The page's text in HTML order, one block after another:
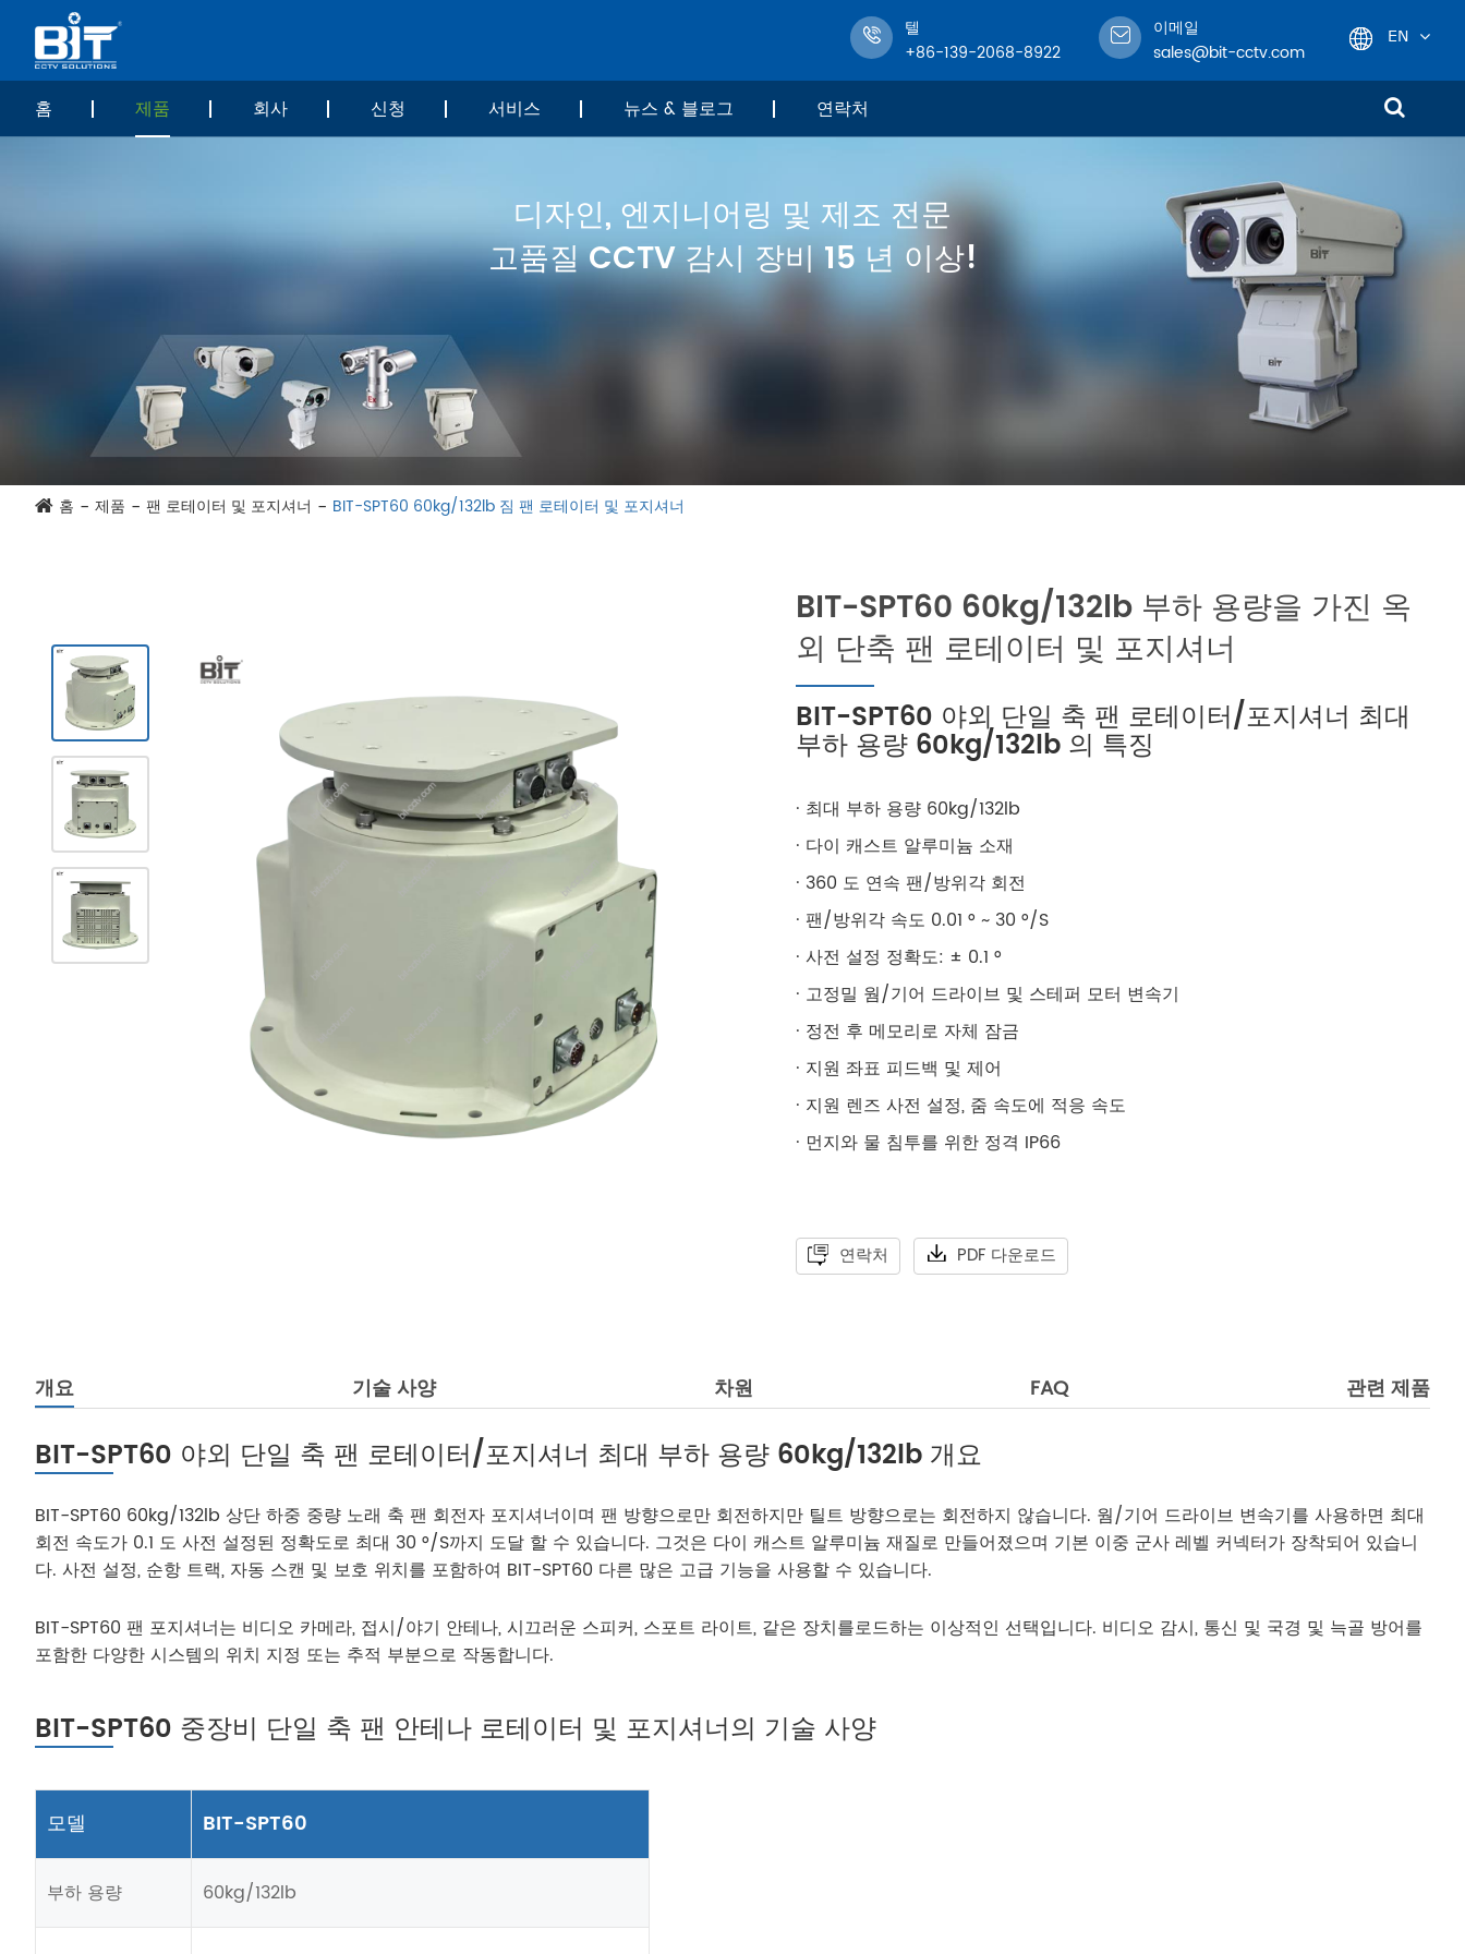
텔
+86-139-2068-8922
이메일
sales@bit-cctv.com
EN
한국어
français
Deutsch
Español
العربية
ไทย
홈 제품 회사 신청 서비스 뉴스 & 블로그 연락처
디자인, 엔지니어링 및 제조 전문
고품질 CCTV 감시 장비 15 년 이상!
홈 제품 팬 로테이터 및 포지셔너 BIT-SPT60 60kg/132lb 짐 팬 로테이터 및 포지셔너
BIT-SPT60 60kg/132lb 부하 용량을 가진 옥
외 단축 팬 로테이터 및 포지셔너
BIT-SPT60 야외 단일 축 팬 로테이터/포지셔너 최대
부하 용량 60kg/132lb 의 특징
· 최대 부하 용량 60kg/132lb
· 다이 캐스트 알루미늄 소재
· 360 도 연속 팬/방위각 회전
· 팬/방위각 속도 0.01 ° ~ 30 °/S
· 사전 설정 정확도: ± 0.1 °
· 고정밀 웜/기어 드라이브 및 스테퍼 모터 변속기
· 정전 후 메모리로 자체 잠금
· 지원 좌표 피드백 및 제어
· 지원 렌즈 사전 설정, 줌 속도에 적응 속도
· 먼지와 물 침투를 위한 정격 IP66
연락처 PDF 다운로드
개요 기술 사양 차원 FAQ 관련 제품
BIT-SPT60 야외 단일 축 팬 로테이터/포지셔너 최대 부하 용량 60kg/132lb 개요
BIT-SPT60 60kg/132lb 상단 하중 중량 노래 축 팬 회전자 포지셔너이며 팬 방향으로만 회전하지만 틸트 방향으로는 회전하지 않습니다. 웜/기어 드라이브 변속기를 사용하면 최대
회전 속도가 0.1 도 사전 설정된 정확도로 최대 30 °/S까지 도달 할 수 있습니다. 그것은 다이 캐스트 알루미늄 재질로 만들어졌으며 기본 이중 군사 레벨 커넥터가 장착되어 있습니
다. 사전 설정, 순항 트랙, 자동 스캔 및 보호 위치를 포함하여 BIT-SPT60 다른 많은 고급 기능을 사용할 수 있습니다.
BIT-SPT60 팬 포지셔너는 비디오 카메라, 접시/야기 안테나, 시끄러운 스피커, 스포트 라이트, 같은 장치를로드하는 이상적인 선택입니다. 비디오 감시, 통신 및 국경 및 늑골 방어를
포함한 다양한 시스템의 위치 지정 또는 추적 부분으로 작동합니다.
BIT-SPT60 중장비 단일 축 팬 안테나 로테이터 및 포지셔너의 기술 사양
모델 BIT-SPT60
부하 용량 60kg/132lb